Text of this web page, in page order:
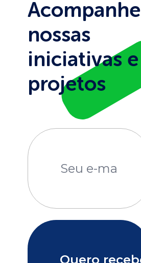
Acompanhe
nossas
iniciativas e
projetos